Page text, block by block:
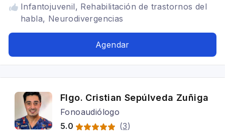
Infantojuvenil, Rehabilitación de trastornos del
habla, Neurodivergencias
Agendar
Flgo. Cristian Sepúlveda Zuñiga
Fonoaudiólogo
5.0
(3)